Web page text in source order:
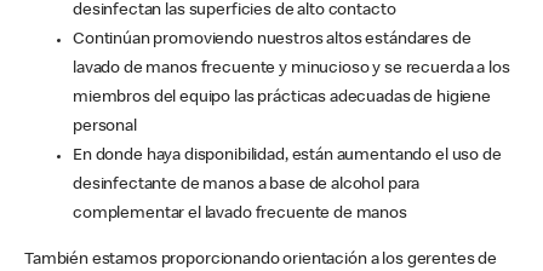
desinfectan las superficies de alto contacto
Continúan promoviendo nuestros altos estándares de
lavado de manos frecuente y minucioso y se recuerda a los
miembros del equipo las prácticas adecuadas de higiene
personal
En donde haya disponibilidad, están aumentando el uso de
desinfectante de manos a base de alcohol para
complementar el lavado frecuente de manos
También estamos proporcionando orientación a los gerentes de